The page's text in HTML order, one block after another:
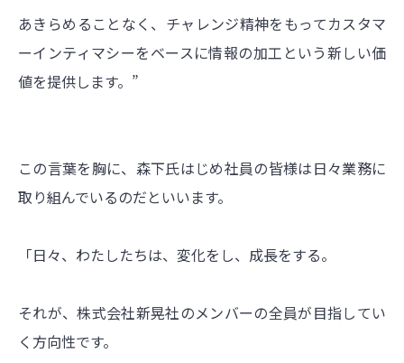
あきらめることなく、チャレンジ精神をもってカスタマ
ーインティマシーをベースに情報の加工という新しい価
値を提供します。”
この言葉を胸に、森下氏はじめ社員の皆様は日々業務に
取り組んでいるのだといいます。
「日々、わたしたちは、変化をし、成長をする。
それが、株式会社新晃社のメンバーの全員が目指してい
く方向性です。